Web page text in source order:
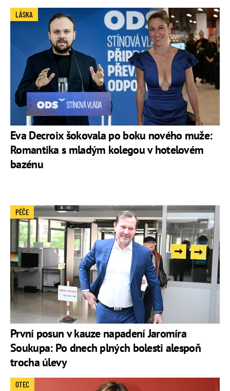
Eva Decroix šokovala po boku nového muže:
Romantika s mladým kolegou v hotelovém
bazénu
LÁSKA
První posun v kauze napadení Jaromíra
Soukupa: Po dnech plných bolesti alespoň
trocha úlevy
PÉČE
OTEC